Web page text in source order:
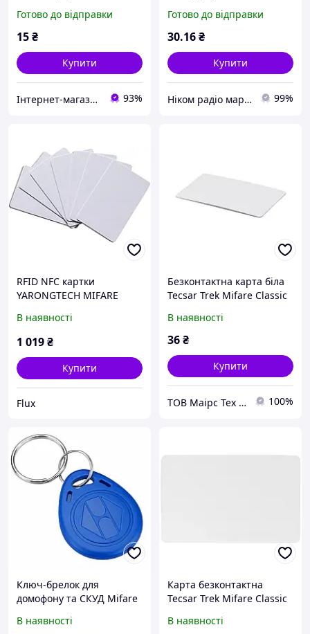
Готово до відправки
15₴
Купити
Інтернет-магазин Kronverk 93%
Готово до відправки
30.16₴
Купити
Ніком радіо маркет 99%
RFID NFC картки
YARONGTECH MIFARE
шт, білі, PVC, під друк, ISO
14443A
В наявності
1 019₴
Купити
Flux
Безконтактна карта біла
Tecsar Trek Mifare Classic
В наявності
36₴
Купити
ТОВ Маірс Тех - Комплексні рішення для забезпечення безпеки та контролю доступу 100%
Ключ-брелок для
домофону та СКУД Mifare
кодом
В наявності
Карта безконтактна
Tecsar Trek Mifare Classic
В наявності